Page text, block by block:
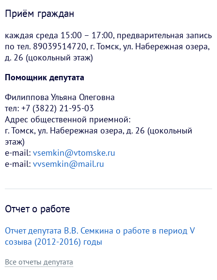
Приём граждан
каждая среда 15:00 – 17:00, предварительная запись
по тел. 89039514720, г. Томск, ул. Набережная озера,
д. 26 (цокольный этаж)
Помощник депутата
Филиппова Ульяна Олеговна
тел: +7 (3822) 21-95-03
Адрес общественной приемной:
г. Томск, ул. Набережная озера, д. 26 (цокольный
этаж)
e-mail: vsemkin@vtomske.ru
e-mail: vvsemkin@mail.ru
Отчет о работе
Отчет депутата В.В. Семкина о работе в период V
созыва (2012-2016) годы
Все отчеты депутата